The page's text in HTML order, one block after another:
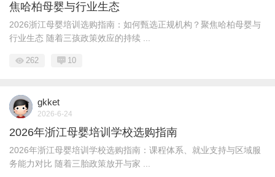
焦哈柏母婴与行业生态
2026浙江母婴培训选购指南：如何甄选正规机构？聚焦哈柏母婴与
行业生态 随着三孩政策效应的持续 ...
262 10
gkket
2026-6-24
2026年浙江母婴培训学校选购指南
2026年浙江母婴培训学校选购指南：课程体系、就业支持与区域服
务能力对比 随着三胎政策放开与家 ...